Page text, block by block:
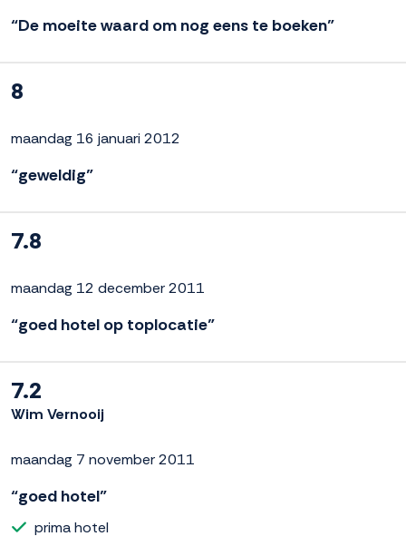
“De moeite waard om nog eens te boeken”
8
maandag 16 januari 2012
“geweldig”
7.8
maandag 12 december 2011
“goed hotel op toplocatie”
7.2
Wim Vernooij
maandag 7 november 2011
“goed hotel”
prima hotel